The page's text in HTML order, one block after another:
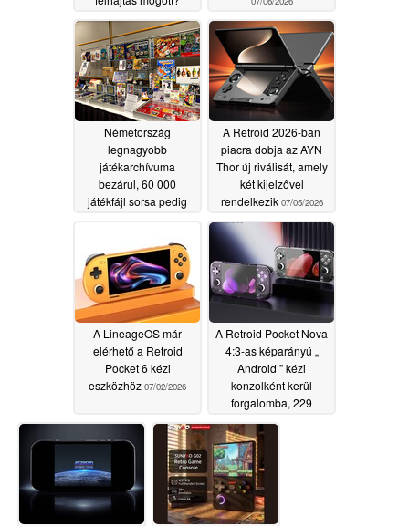
07/06/2026
Németország
legnagyobb
játékarchívuma
bezárul, 60 000
játékfájl sorsa pedig
A Retroid 2026-ban
piacra dobja az AYN
Thor új riválisát, amely
két kijelzővel
rendelkezik 07/05/2026
A LineageOS már
elérhető a Retroid
Pocket 6 kézi
eszközhöz 07/02/2026
A Retroid Pocket Nova
4:3-as képarányú „
Android ” kézi
konzolként kerül
forgalomba, 229
06/26/2026